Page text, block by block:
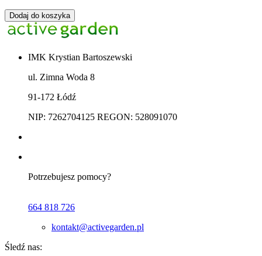
Dodaj do koszyka
IMK Krystian Bartoszewski
ul. Zimna Woda 8
91-172 Łódź
NIP: 7262704125 REGON: 528091070
Potrzebujesz pomocy?
664 818 726
kontakt@activegarden.pl
Śledź nas: